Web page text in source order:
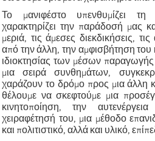
Το μανιφέστο υπενθυμίζει τη
χαρακτηρίζει την παράδοσή μας
μεριά, τις άμεσες διεκδικήσεις,
από την άλλη, την αμφισβήτηση του
ιδιοκτησίας των μέσων
μια σειρά συνθημάτων,
χαράζουν το δρόμο προς μια άλλη
θέλουμε να σκεφτούμε μια
κινητοποίηση, την
χειραφέτησή του, μια μέθοδο
και πολιτιστικό, αλλά και υλικό,